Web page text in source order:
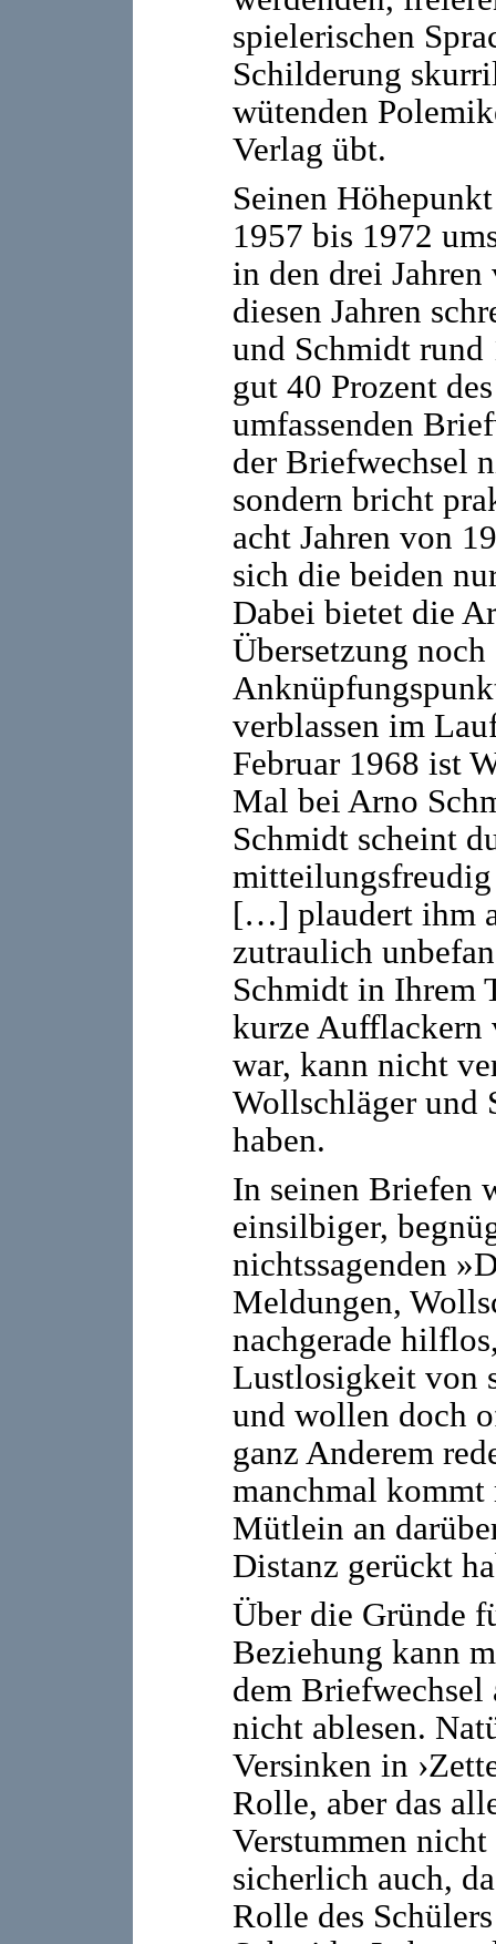
spielerischen
Schilderung
wütenden
Verlag übt.
Seinen
1957 bis 1972
in den drei
diesen Jahren
und Schmidt
gut 40 Prozent
umfassenden
der Briefwechsel
sondern bricht
acht Jahren von
sich die beiden
Dabei bietet die
Übersetzung
verblassen im
Februar 1968 ist
Mal bei Arno
Schmidt scheint
[…] plaudert ihm
zutraulich
Schmidt in Ihrem
kurze Aufflackern
war, kann nicht
Wollschläger und
haben.
In seinen Briefen
einsilbiger,
nichtssagenden
Meldungen,
nachgerade
Lustlosigkeit von
und wollen doch
ganz Anderem
manchmal
Mütlein an
Distanz gerückt
Über die Gründe
Beziehung kann
dem Briefwechsel
nicht ablesen.
Versinken in
Rolle, aber das
Verstummen
sicherlich auch,
Rolle des